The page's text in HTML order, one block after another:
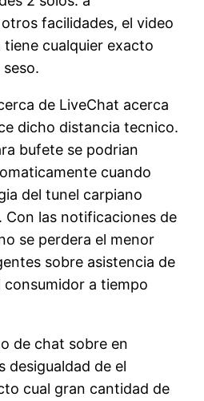
facilidades, el video
cualquier exacto
de LiveChat acerca
dicho distancia tecnico.
bufete se podri­an
cuando
del tunel carpiano
Con las notificaciones de
se perdera el menor
sobre asistencia de
a tiempo
de chat sobre en
desigualdad de el
cual gran cantidad de